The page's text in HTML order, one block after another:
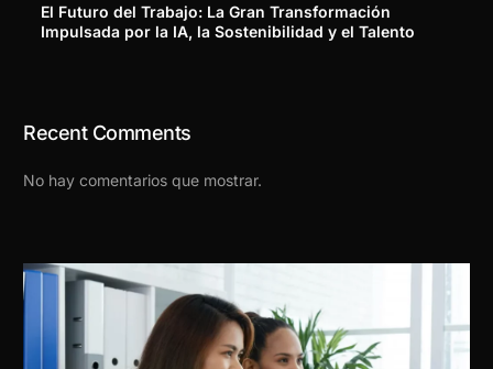
El Futuro del Trabajo: La Gran Transformación
Impulsada por la IA, la Sostenibilidad y el Talento
Recent Comments
No hay comentarios que mostrar.